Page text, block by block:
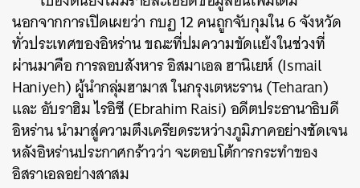
นอกจากการเปิดเผยว่า กบฏ 12 คนถูกจับกุมใน 6 จังหวัด
ทั่วประเทศของอิหร่าน ขณะที่ปมความขัดแย้งในช่วงที่
ผ่านมาคือ การลอบสังหาร อิสมาเอล ฮานิเยห์ (Ismail
Haniyeh) ผู้นำกลุ่มฮามาส ในกรุงเตหะราน (Teharan)
และ อับราฮิม ไรอิซี (Ebrahim Raisi) อดีตประธานาธิบดี
อิหร่าน นำมาสู่ความตึงเครียดระหว่างภูมิภาคอย่างชัดเจน
หลังอิหร่านประกาศกร้าวว่า จะตอบโต้การกระทำของ
อิสราเอลอย่างสาสม